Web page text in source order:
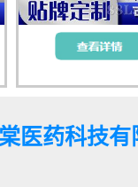
医药科技有